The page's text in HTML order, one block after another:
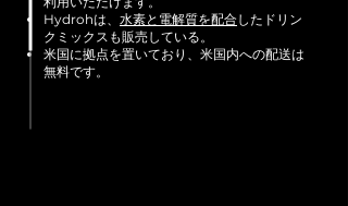
Hydrohは、 水素と電解質を配合したドリン
クミックスも販売している。
米国に拠点を置いており、米国内への配送は
無料です。